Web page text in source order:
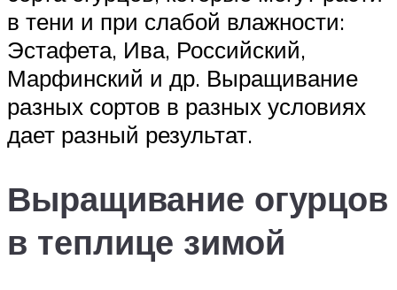
в тени и при слабой влажности:
Эстафета, Ива, Российский,
Марфинский и др. Выращивание
разных сортов в разных условиях
дает разный результат.
Выращивание огурцов
в теплице зимой